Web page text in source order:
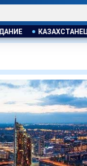
УЧАСТОК И